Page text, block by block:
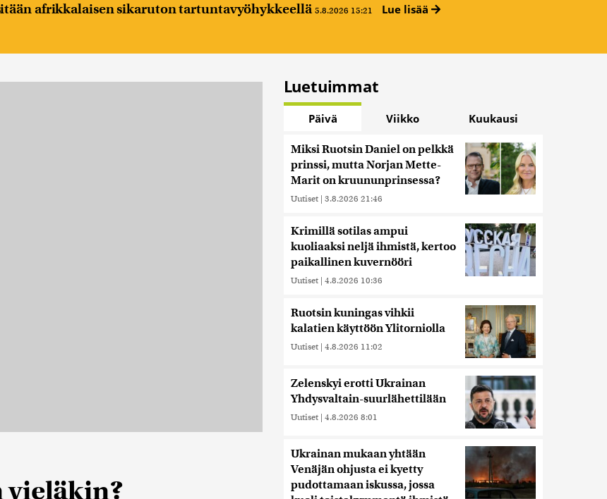
afrikkalaisen sikaruton tartuntavyöhykkeellä 5.8.2026 15:21 Lue lisää
vieläkin?
Luetuimmat
Päivä Viikko Kuukausi
Miksi Ruotsin Daniel on pelkkä
prinssi, mutta Norjan Mette-
Marit on kruununprinsessa?
Uutiset | 3.8.2026 21:46
Krimillä sotilas ampui
kuoliaaksi neljä ihmistä, kertoo
paikallinen kuvernööri
Uutiset | 4.8.2026 10:36
Ruotsin kuningas vihkii
kalatien käyttöön Ylitorniolla
Uutiset | 4.8.2026 11:02
Zelenskyi erotti Ukrainan
Yhdysvaltain-suurlähettilään
Uutiset | 4.8.2026 8:01
Ukrainan mukaan yhtään
Venäjän ohjusta ei kyetty
pudottamaan iskussa, jossa